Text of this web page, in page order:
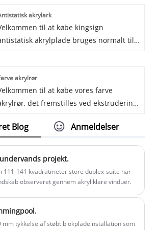
termoformende ydeevne, hvilket gør
farve akrylark meget udbredt til
og mange andre felter. I
akrylark
til at købe kingsign
akrylplade bruges normalt til
108â „¦ overflademodstand, og lang
antistatisk, brandhæmmende og god
akrylrør
til at købe vores farve
det fremstilles ved ekstrudering
kan vælge fra vores farvekort.
hovedsagelig brugt til dekoration,
belysning, reklame, display ...
Blog Anmeldelser
projekt.
111-141 kvadratmeter store duplex-suite har
observeret gennem akryl klare vinduer.
mm tykkelse af støbt blokpladeinstallation som